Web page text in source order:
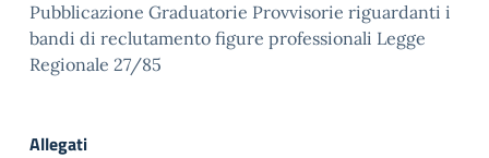
Pubblicazione Graduatorie Provvisorie riguardanti i
bandi di reclutamento figure professionali Legge
Regionale 27/85
Allegati